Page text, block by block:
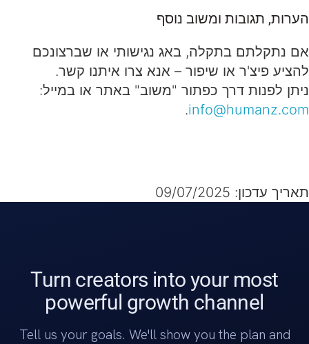
הערות, תגובות ומשוב נוסף
אם נתקלתם בתקלה, באג נגישותי או שברצונכם
להציע פיצ'ר או שיפור – אנא צרו איתנו קשר.
ניתן לפנות דרך כפתור "משוב" באתר או במייל:
info@humanz.com
.
תאריך עדכון: 09/07/2025
Turn creators into your most
powerful growth channel
Tell us your goals. We'll show you the plan and